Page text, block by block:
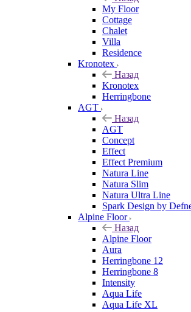
My Floor
Cottage
Chalet
Villa
Residence
Kronotex
Назад
Kronotex
Herringbone
AGT
Назад
AGT
Concept
Effect
Effect Premium
Natura Line
Natura Slim
Natura Ultra Line
Spark Design by
Alpine Floor
Назад
Alpine Floor
Aura
Herringbone 12
Herringbone 8
Intensity
Aqua Life
Aqua Life XL